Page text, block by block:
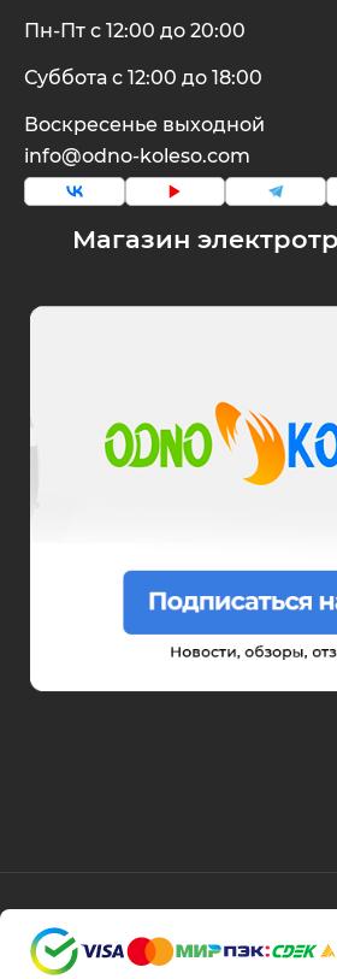
Магазин
Пн-Пт с 12:00 до 20:00
Суббота с 12:00 до 18:00
Воскресенье выходной
info@odno-koleso.com